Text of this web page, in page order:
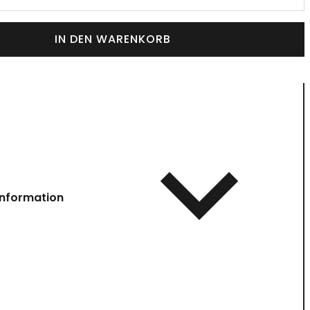
IN DEN WARENKORB